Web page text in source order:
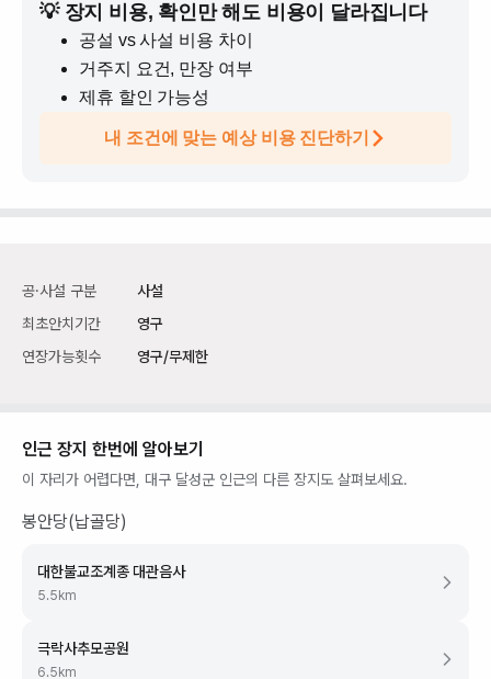
💡 장지 비용, 확인만 해도 비용이 달라집니다
공설 vs 사설 비용 차이
거주지 요건, 만장 여부
제휴 할인 가능성
내 조건에 맞는 예상 비용 진단하기
공·사설 구분
사설
최초안치기간
영구
연장가능횟수
영구/무제한
인근 장지 한번에 알아보기
이 자리가 어렵다면, 대구 달성군 인근의 다른 장지도 살펴보세요.
봉안당(납골당)
대한불교조계종 대관음사
5.5 km
극락사추모공원
6.5 km